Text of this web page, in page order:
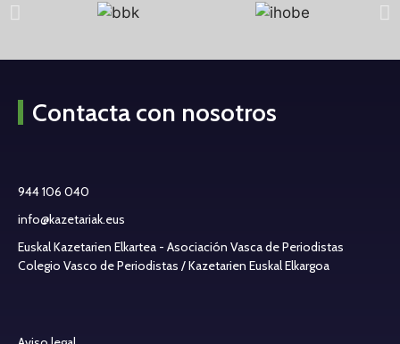
Contacta con nosotros
944 106 040
info@kazetariak.eus
Euskal Kazetarien Elkartea - Asociación Vasca de Periodistas
Colegio Vasco de Periodistas / Kazetarien Euskal Elkargoa